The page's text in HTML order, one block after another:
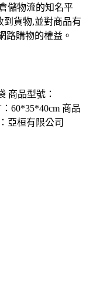
商品型號：
60*35*40cm 商品
亞桓有限公司